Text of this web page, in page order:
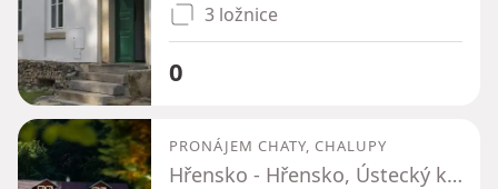
3 ložnice
0
PRONÁJEM CHATY, CHALUPY
Hřensko - Hřensko, Ústecký kraj